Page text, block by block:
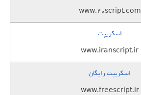
www.20script.com
اسکریپت
www.iranscript.ir
اسکریپت رایگان
www.freescript.ir